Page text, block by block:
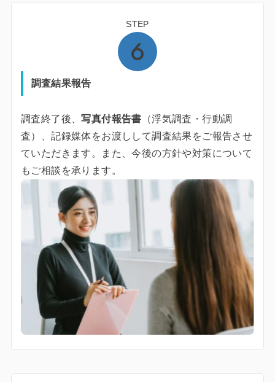
STEP
調査結果報告
調査終了後、写真付報告書 （浮気調査・行動調
査）、記録媒体をお渡しして調査結果をご報告させ
ていただきます。また、今後の方針や対策について
もご相談を承ります。